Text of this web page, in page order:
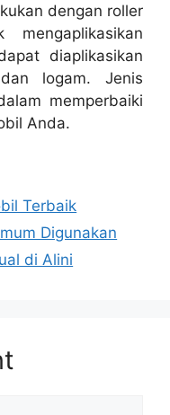
dengan roller
diaplikasikan
logam. Jenis
memperbaiki
Anda.
Terbaik
Digunakan
di Alini